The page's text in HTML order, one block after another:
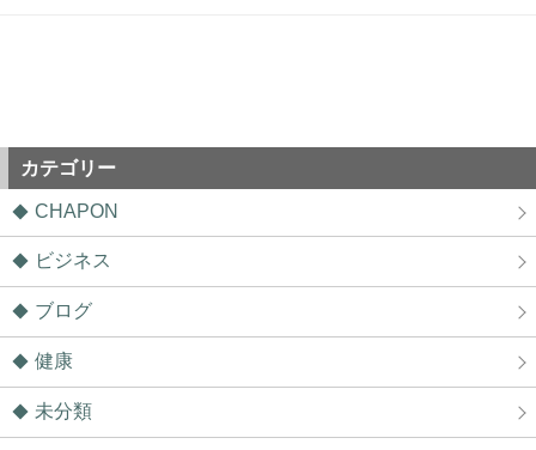
カテゴリー
CHAPON
ビジネス
ブログ
健康
未分類